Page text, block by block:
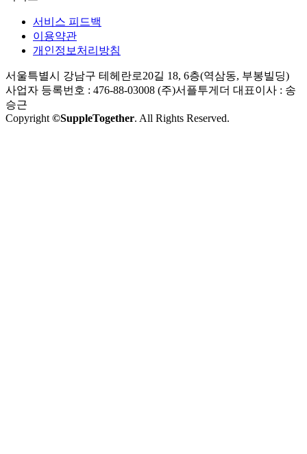
서비스 피드백
이용약관
개인정보처리방침
서울특별시 강남구 테헤란로20길 18, 6층(역삼동, 부봉빌딩)
사업자 등록번호 : 476-88-03008 (주)서플투게더 대표이사 : 송
승근
Copyright ©SuppleTogether. All Rights Reserved.